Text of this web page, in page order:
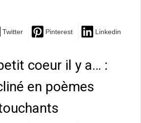
Twitter Pinterest Linkedin
coeur il y a… :
en poèmes